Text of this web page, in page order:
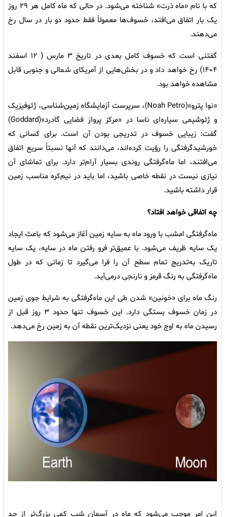
که با نام «ماه ذرت» شناخته می‌شود. در حالی که ماه کامل هر ۲۹ روز
یک بار اتفاق می‌افتد، خسوف‌ها معمولاً فقط حدود دو بار در سال رخ
می‌دهند.
گفتنی است که خسوف کامل بعدی در تاریخ ۳ مارس ( ۱۲ اسفند
۱۴۰۴) رخ خواهد داد و در بخش‌هایی از آمریکای شمالی و جنوبی قابل
مشاهده خواهد بود.
«نوا پترو»(Noah Petro)، سرپرست آزمایشگاه زمین‌شناسی، ژئوفیزیک
و ژئوشیمی سیاره‌ای ناسا در «مرکز پرواز فضایی گادرد»(Goddard)
گفت: زیبایی خسوف در تدریجی بودن آن است. برای کسانی که
خورشیدگرفتگی را رؤیت کرده‌اند، می‌دانند که آنها نسبتاً سریع اتفاق
می‌افتند، اما ماه‌گرفتگی روندی بسیار آرام‌تر دارد. برای تماشای آن
نیازی نیست در نقطه خاصی باشید، اما باید در نیم‌کره مناسب زمین
قرار داشته باشید.
چه اتفاقی خواهد افتاد؟
ماه‌گرفتگی امشب با ورود ماه به سایه زمین آغاز می‌شود که باعث ایجاد
یک سایه‌ ظریف می‌شود. با عمیق‌تر فرو رفتن ماه در سایه، یک سایه
تاریک به‌تدریج تمام سطح آن را فرا می‌گیرد تا زمانی که در طول
ماه‌گرفتگی به رنگ قرمز و نارنجی درمی‌آید.
رنگ ماه برای «خونین» شدن طی این ماه‌گرفتگی به شرایط جوی زمین
در زمان خسوف بستگی دارد. این خسوف تنها حدود ۳ روز قبل از
رسیدن ماه به اوج خود یعنی نزدیک‌ترین نقطه آن به زمین رخ می‌دهد.
این امر موجب می‌شود که ماه در آسمان شب کمی بزرگ‌تر از حد